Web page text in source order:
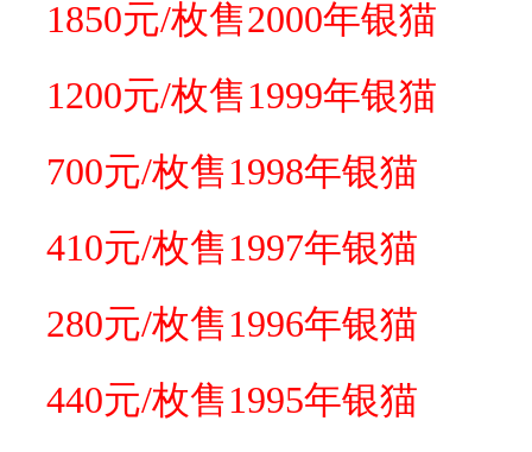
1850元/枚售2000年银猫
1200元/枚售1999年银猫
700元/枚售1998年银猫
410元/枚售1997年银猫
280元/枚售1996年银猫
440元/枚售1995年银猫